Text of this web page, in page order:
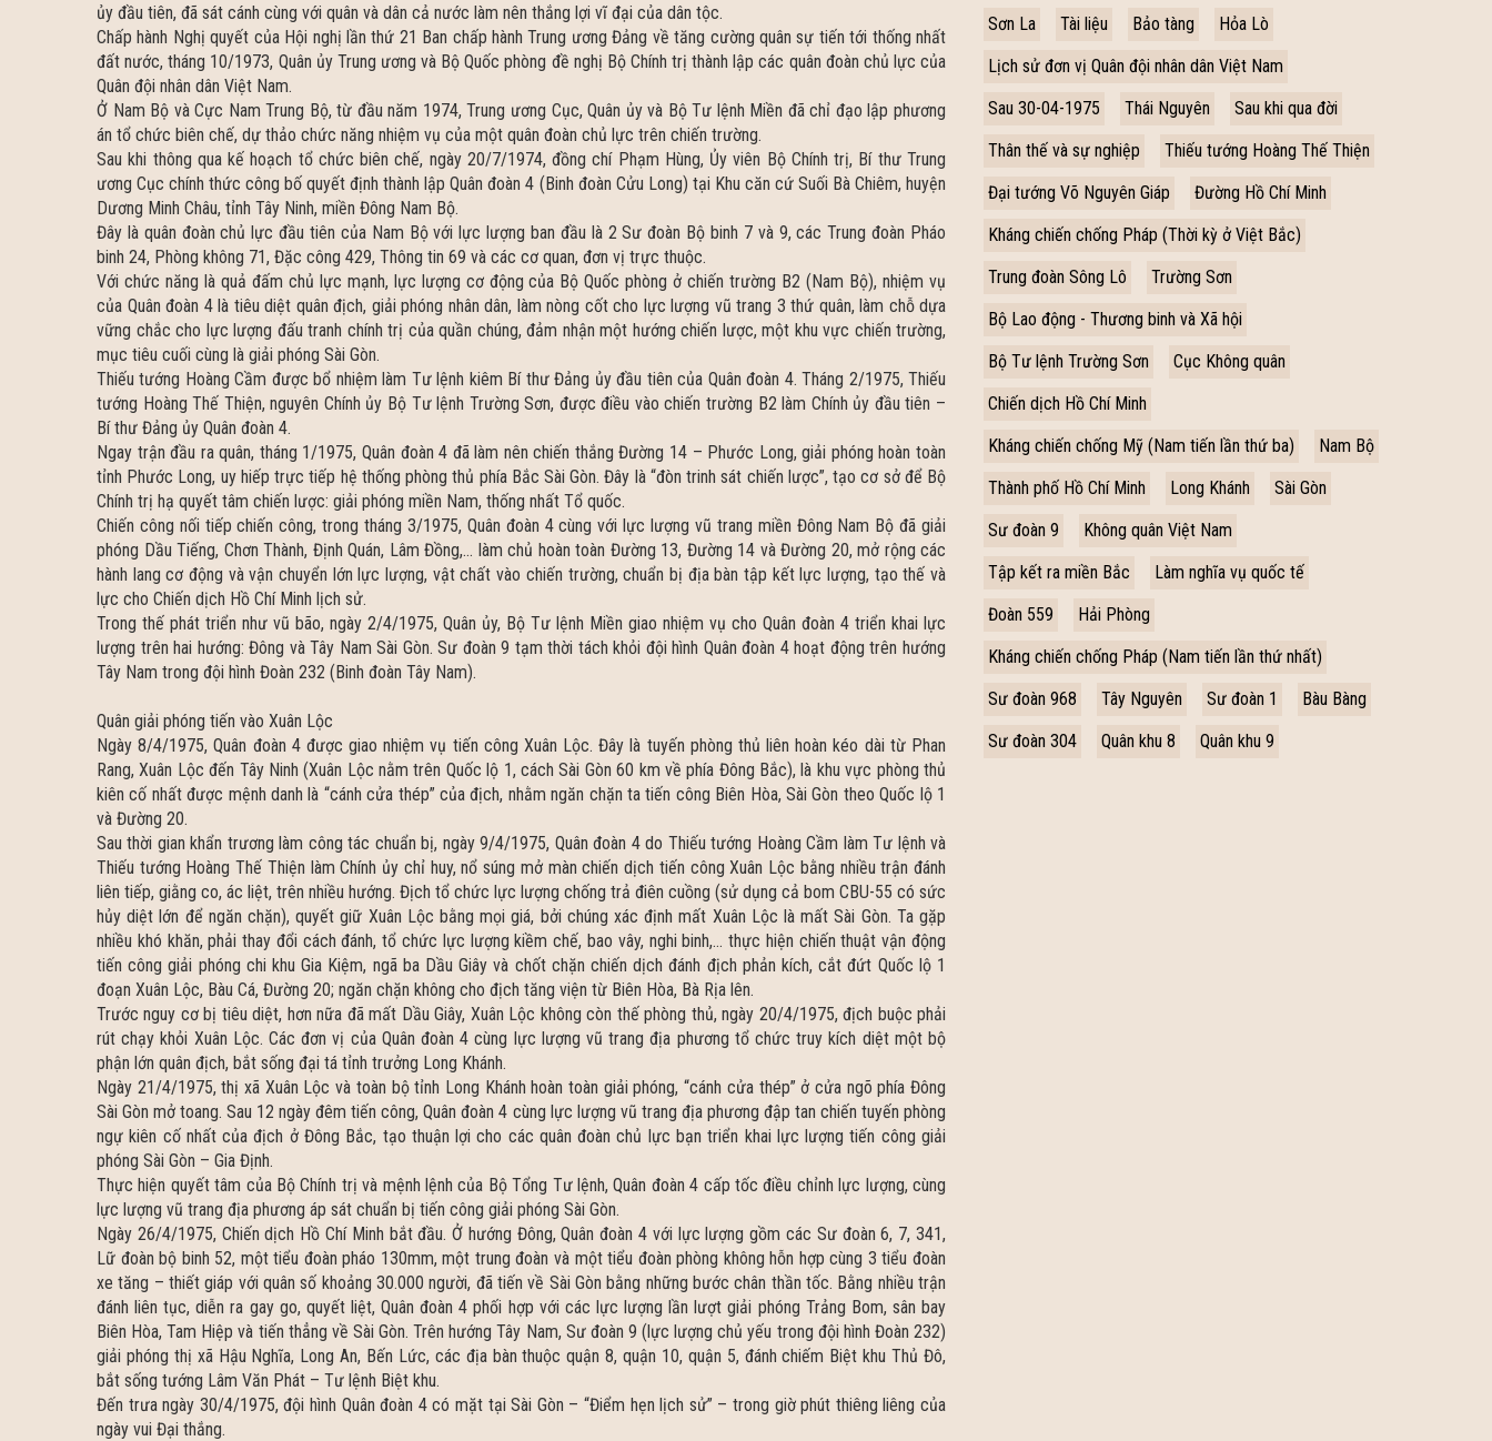
ủy đầu tiên, đã sát cánh cùng với quân và dân cả nước làm nên thắng lợi vĩ đại của dân tộc.
Chấp hành Nghị quyết của Hội nghị lần thứ 21 Ban chấp hành Trung ương Đảng về tăng cường quân sự tiến tới thống nhất
đất nước, tháng 10/1973, Quân ủy Trung ương và Bộ Quốc phòng đề nghị Bộ Chính trị thành lập các quân đoàn chủ lực của
Quân đội nhân dân Việt Nam.
Ở Nam Bộ và Cực Nam Trung Bộ, từ đầu năm 1974, Trung ương Cục, Quân ủy và Bộ Tư lệnh Miền đã chỉ đạo lập phương
án tổ chức biên chế, dự thảo chức năng nhiệm vụ của một quân đoàn chủ lực trên chiến trường.
Sau khi thông qua kế hoạch tổ chức biên chế, ngày 20/7/1974, đồng chí Phạm Hùng, Ủy viên Bộ Chính trị, Bí thư Trung
ương Cục chính thức công bố quyết định thành lập Quân đoàn 4 (Binh đoàn Cửu Long) tại Khu căn cứ Suối Bà Chiêm, huyện
Dương Minh Châu, tỉnh Tây Ninh, miền Đông Nam Bộ.
Đây là quân đoàn chủ lực đầu tiên của Nam Bộ với lực lượng ban đầu là 2 Sư đoàn Bộ binh 7 và 9, các Trung đoàn Pháo
binh 24, Phòng không 71, Đặc công 429, Thông tin 69 và các cơ quan, đơn vị trực thuộc.
Với chức năng là quả đấm chủ lực mạnh, lực lượng cơ động của Bộ Quốc phòng ở chiến trường B2 (Nam Bộ), nhiệm vụ
của Quân đoàn 4 là tiêu diệt quân địch, giải phóng nhân dân, làm nòng cốt cho lực lượng vũ trang 3 thứ quân, làm chỗ dựa
vững chắc cho lực lượng đấu tranh chính trị của quần chúng, đảm nhận một hướng chiến lược, một khu vực chiến trường,
mục tiêu cuối cùng là giải phóng Sài Gòn.
Thiếu tướng Hoàng Cầm được bổ nhiệm làm Tư lệnh kiêm Bí thư Đảng ủy đầu tiên của Quân đoàn 4. Tháng 2/1975, Thiếu
tướng Hoàng Thế Thiện, nguyên Chính ủy Bộ Tư lệnh Trường Sơn, được điều vào chiến trường B2 làm Chính ủy đầu tiên –
Bí thư Đảng ủy Quân đoàn 4.
Ngay trận đầu ra quân, tháng 1/1975, Quân đoàn 4 đã làm nên chiến thắng Đường 14 – Phước Long, giải phóng hoàn toàn
tỉnh Phước Long, uy hiếp trực tiếp hệ thống phòng thủ phía Bắc Sài Gòn. Đây là “đòn trinh sát chiến lược”, tạo cơ sở để Bộ
Chính trị hạ quyết tâm chiến lược: giải phóng miền Nam, thống nhất Tổ quốc.
Chiến công nối tiếp chiến công, trong tháng 3/1975, Quân đoàn 4 cùng với lực lượng vũ trang miền Đông Nam Bộ đã giải
phóng Dầu Tiếng, Chơn Thành, Định Quán, Lâm Đồng,… làm chủ hoàn toàn Đường 13, Đường 14 và Đường 20, mở rộng các
hành lang cơ động và vận chuyển lớn lực lượng, vật chất vào chiến trường, chuẩn bị địa bàn tập kết lực lượng, tạo thế và
lực cho Chiến dịch Hồ Chí Minh lịch sử.
Trong thế phát triển như vũ bão, ngày 2/4/1975, Quân ủy, Bộ Tư lệnh Miền giao nhiệm vụ cho Quân đoàn 4 triển khai lực
lượng trên hai hướng: Đông và Tây Nam Sài Gòn. Sư đoàn 9 tạm thời tách khỏi đội hình Quân đoàn 4 hoạt động trên hướng
Tây Nam trong đội hình Đoàn 232 (Binh đoàn Tây Nam).
Quân giải phóng tiến vào Xuân Lộc
Ngày 8/4/1975, Quân đoàn 4 được giao nhiệm vụ tiến công Xuân Lộc. Đây là tuyến phòng thủ liên hoàn kéo dài từ Phan
Rang, Xuân Lộc đến Tây Ninh (Xuân Lộc nằm trên Quốc lộ 1, cách Sài Gòn 60 km về phía Đông Bắc), là khu vực phòng thủ
kiên cố nhất được mệnh danh là “cánh cửa thép” của địch, nhằm ngăn chặn ta tiến công Biên Hòa, Sài Gòn theo Quốc lộ 1
và Đường 20.
Sau thời gian khẩn trương làm công tác chuẩn bị, ngày 9/4/1975, Quân đoàn 4 do Thiếu tướng Hoàng Cầm làm Tư lệnh và
Thiếu tướng Hoàng Thế Thiện làm Chính ủy chỉ huy, nổ súng mở màn chiến dịch tiến công Xuân Lộc bằng nhiều trận đánh
liên tiếp, giằng co, ác liệt, trên nhiều hướng. Địch tổ chức lực lượng chống trả điên cuồng (sử dụng cả bom CBU-55 có sức
hủy diệt lớn để ngăn chặn), quyết giữ Xuân Lộc bằng mọi giá, bởi chúng xác định mất Xuân Lộc là mất Sài Gòn. Ta gặp
nhiều khó khăn, phải thay đổi cách đánh, tổ chức lực lượng kiềm chế, bao vây, nghi binh,… thực hiện chiến thuật vận động
tiến công giải phóng chi khu Gia Kiệm, ngã ba Dầu Giây và chốt chặn chiến dịch đánh địch phản kích, cắt đứt Quốc lộ 1
đoạn Xuân Lộc, Bàu Cá, Đường 20; ngăn chặn không cho địch tăng viện từ Biên Hòa, Bà Rịa lên.
Trước nguy cơ bị tiêu diệt, hơn nữa đã mất Dầu Giây, Xuân Lộc không còn thế phòng thủ, ngày 20/4/1975, địch buộc phải
rút chạy khỏi Xuân Lộc. Các đơn vị của Quân đoàn 4 cùng lực lượng vũ trang địa phương tổ chức truy kích diệt một bộ
phận lớn quân địch, bắt sống đại tá tỉnh trưởng Long Khánh.
Ngày 21/4/1975, thị xã Xuân Lộc và toàn bộ tỉnh Long Khánh hoàn toàn giải phóng, “cánh cửa thép” ở cửa ngõ phía Đông
Sài Gòn mở toang. Sau 12 ngày đêm tiến công, Quân đoàn 4 cùng lực lượng vũ trang địa phương đập tan chiến tuyến phòng
ngự kiên cố nhất của địch ở Đông Bắc, tạo thuận lợi cho các quân đoàn chủ lực bạn triển khai lực lượng tiến công giải
phóng Sài Gòn – Gia Định.
Thực hiện quyết tâm của Bộ Chính trị và mệnh lệnh của Bộ Tổng Tư lệnh, Quân đoàn 4 cấp tốc điều chỉnh lực lượng, cùng
lực lượng vũ trang địa phương áp sát chuẩn bị tiến công giải phóng Sài Gòn.
Ngày 26/4/1975, Chiến dịch Hồ Chí Minh bắt đầu. Ở hướng Đông, Quân đoàn 4 với lực lượng gồm các Sư đoàn 6, 7, 341,
Lữ đoàn bộ binh 52, một tiểu đoàn pháo 130mm, một trung đoàn và một tiểu đoàn phòng không hỗn hợp cùng 3 tiểu đoàn
xe tăng – thiết giáp với quân số khoảng 30.000 người, đã tiến về Sài Gòn bằng những bước chân thần tốc. Bằng nhiều trận
đánh liên tục, diễn ra gay go, quyết liệt, Quân đoàn 4 phối hợp với các lực lượng lần lượt giải phóng Trảng Bom, sân bay
Biên Hòa, Tam Hiệp và tiến thẳng về Sài Gòn. Trên hướng Tây Nam, Sư đoàn 9 (lực lượng chủ yếu trong đội hình Đoàn 232)
giải phóng thị xã Hậu Nghĩa, Long An, Bến Lức, các địa bàn thuộc quận 8, quận 10, quận 5, đánh chiếm Biệt khu Thủ Đô,
bắt sống tướng Lâm Văn Phát – Tư lệnh Biệt khu.
Đến trưa ngày 30/4/1975, đội hình Quân đoàn 4 có mặt tại Sài Gòn – “Điểm hẹn lịch sử” – trong giờ phút thiêng liêng của
ngày vui Đại thắng.
Sơn La
Tài liệu Bảo tàng
Hỏa Lò
Lịch sử đơn vị Quân đội nhân dân Việt Nam
Sau 30-04-1975
Thái Nguyên
Sau khi qua đời
Thân thế và sự nghiệp
Thiếu tướng Hoàng Thế Thiện
Đại tướng Võ Nguyên Giáp
Đường Hồ Chí Minh
Kháng chiến chống Pháp (Thời kỳ ở Việt Bắc)
Trung đoàn Sông Lô
Trường Sơn
Bộ Lao động - Thương binh và Xã hội
Bộ Tư lệnh Trường Sơn
Cục Không quân
Chiến dịch Hồ Chí Minh
Kháng chiến chống Mỹ (Nam tiến lần thứ ba)
Nam Bộ
Thành phố Hồ Chí Minh
Long Khánh
Sài Gòn
Sư đoàn 9
Không quân Việt Nam
Tập kết ra miền Bắc
Làm nghĩa vụ quốc tế
Đoàn 559
Hải Phòng
Kháng chiến chống Pháp (Nam tiến lần thứ nhất)
Sư đoàn 968
Tây Nguyên Sư đoàn 1
Bàu Bàng
Sư đoàn 304
Quân khu 8 Quân khu 9